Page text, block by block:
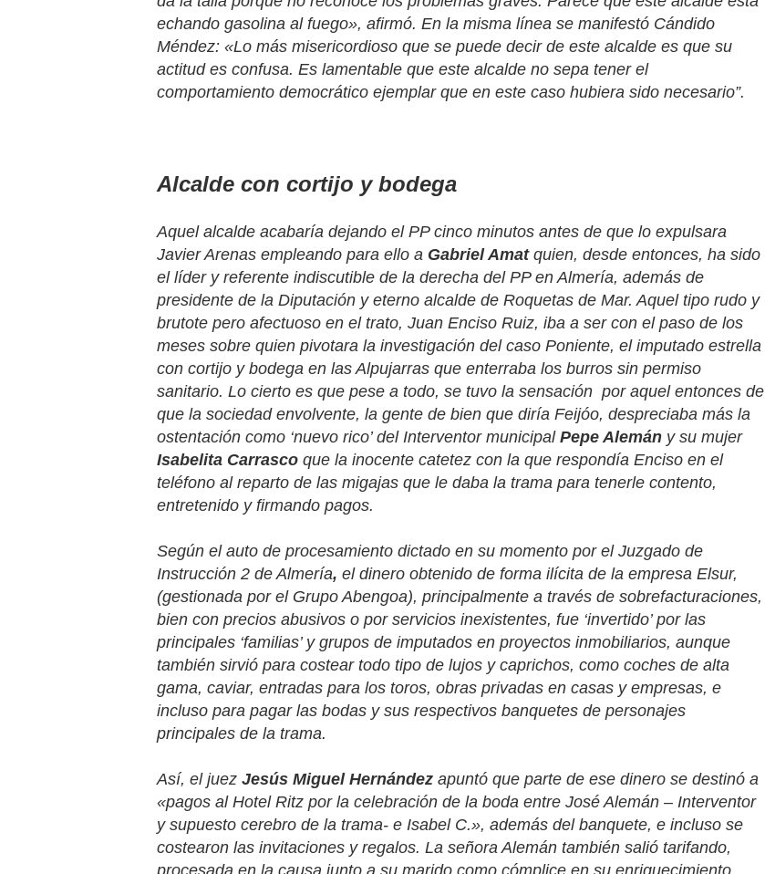
echando gasolina al fuego», afirmó. En la misma línea se manifestó Cándido
Méndez: «Lo más misericordioso que se puede decir de este alcalde es que su
actitud es confusa. Es lamentable que este alcalde no sepa tener el
comportamiento democrático ejemplar que en este caso hubiera sido necesario”.
Alcalde con cortijo y bodega
Aquel alcalde acabaría dejando el PP cinco minutos antes de que lo expulsara
Javier Arenas empleando para ello a Gabriel Amat quien, desde entonces, ha sido
el líder y referente indiscutible de la derecha del PP en Almería, además de
presidente de la Diputación y eterno alcalde de Roquetas de Mar. Aquel tipo rudo y
brutote pero afectuoso en el trato, Juan Enciso Ruiz, iba a ser con el paso de los
meses sobre quien pivotara la investigación del caso Poniente, el imputado estrella
con cortijo y bodega en las Alpujarras que enterraba los burros sin permiso
sanitario. Lo cierto es que pese a todo, se tuvo la sensación por aquel entonces de
que la sociedad envolvente, la gente de bien que diría Feijóo, despreciaba más la
ostentación como ‘nuevo rico’ del Interventor municipal Pepe Alemán y su mujer
Isabelita Carrasco que la inocente catetez con la que respondía Enciso en el
teléfono al reparto de las migajas que le daba la trama para tenerle contento,
entretenido y firmando pagos.
Según el auto de procesamiento dictado en su momento por el Juzgado de
Instrucción 2 de Almería, el dinero obtenido de forma ilícita de la empresa Elsur,
(gestionada por el Grupo Abengoa), principalmente a través de sobrefacturaciones,
bien con precios abusivos o por servicios inexistentes, fue ‘invertido’ por las
principales ‘familias’ y grupos de imputados en proyectos inmobiliarios, aunque
también sirvió para costear todo tipo de lujos y caprichos, como coches de alta
gama, caviar, entradas para los toros, obras privadas en casas y empresas, e
incluso para pagar las bodas y sus respectivos banquetes de personajes
principales de la trama.
Así, el juez Jesús Miguel Hernández apuntó que parte de ese dinero se destinó a
«pagos al Hotel Ritz por la celebración de la boda entre José Alemán – Interventor
y supuesto cerebro de la trama- e Isabel C.», además del banquete, e incluso se
costearon las invitaciones y regalos. La señora Alemán también salió tarifando,
procesada en la causa junto a su marido como cómplice en su enriquecimiento